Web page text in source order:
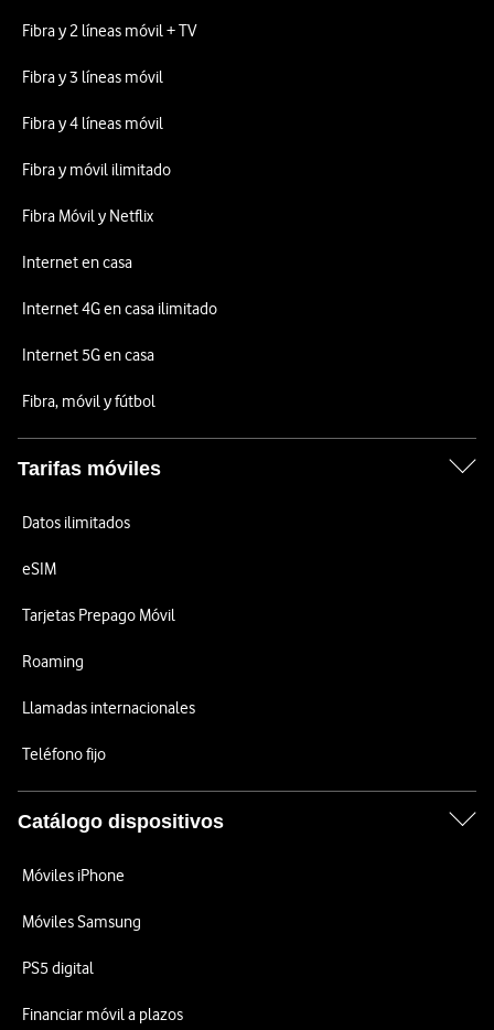
Fibra y 2 líneas móvil + TV
Fibra y 3 líneas móvil
Fibra y 4 líneas móvil
Fibra y móvil ilimitado
Fibra Móvil y Netflix
Internet en casa
Internet 4G en casa ilimitado
Internet 5G en casa
Fibra, móvil y fútbol
Tarifas móviles
Datos ilimitados
eSIM
Tarjetas Prepago Móvil
Roaming
Llamadas internacionales
Teléfono fijo
Catálogo dispositivos
Móviles iPhone
Móviles Samsung
PS5 digital
Financiar móvil a plazos